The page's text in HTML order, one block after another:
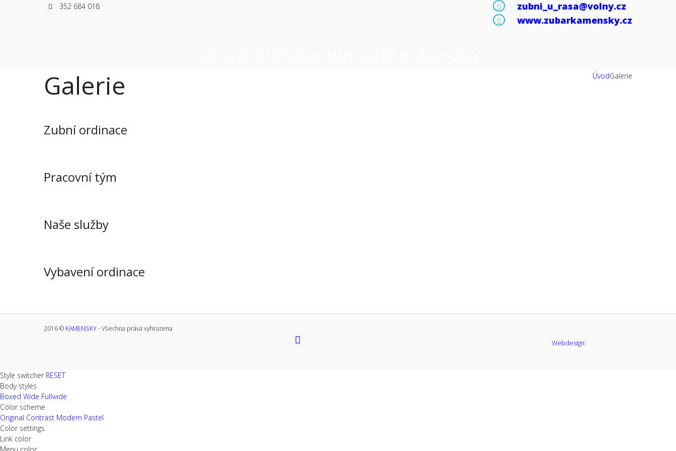
zubni_u_rasa@volny.cz
www.zubarkamensky.cz
352 684 018
ÚvodGalerie
Galerie
Zubní ordinace
Pracovní tým
Naše služby
Vybavení ordinace
2016 © KAMENSKY- Všechna práva vyhrazena
Webdesign:
Style switcher RESET
Body styles
Boxed Wide Fullwide
Color scheme
Original Contrast Modern Pastel
Color settings
Link color